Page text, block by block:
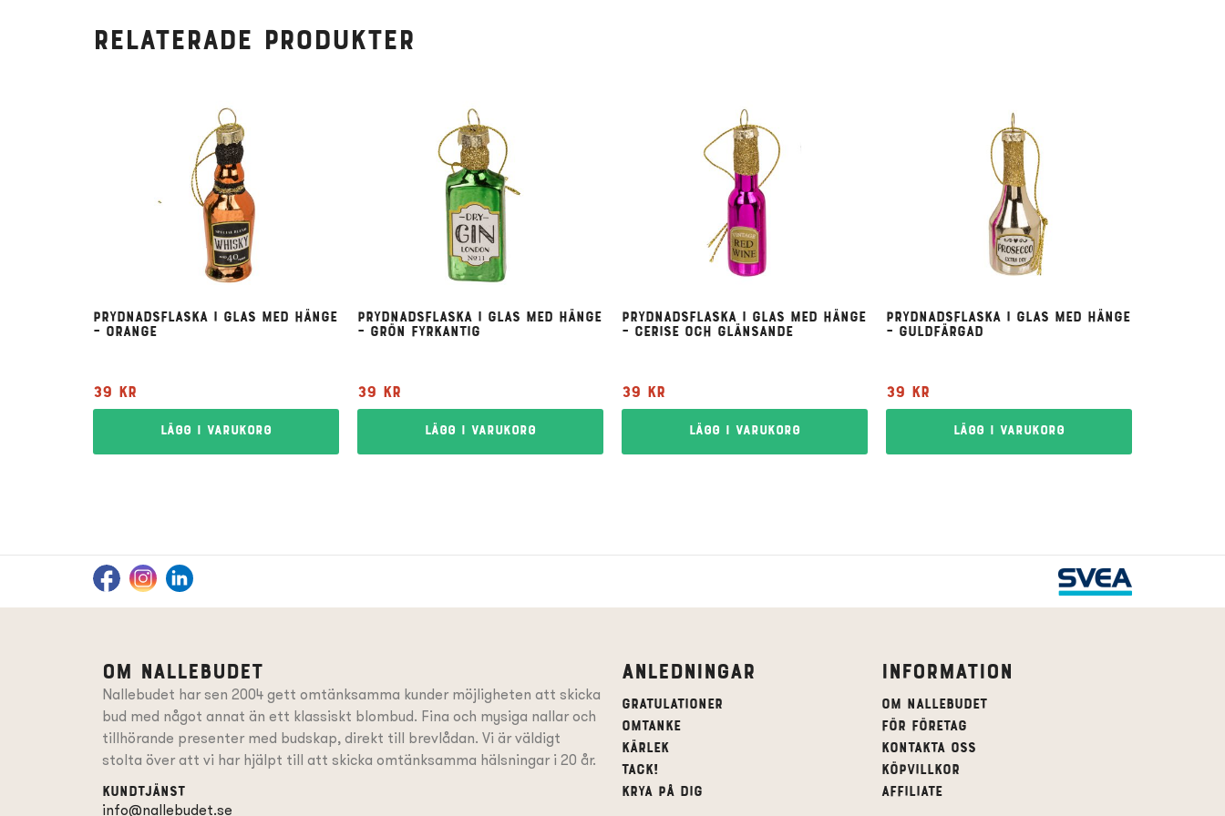
Relaterade produkter
Prydnadsflaska i glas med hänge
– orange
39 kr
Lägg i varukorg
Prydnadsflaska i glas med hänge
– grön fyrkantig
39 kr
Lägg i varukorg
Prydnadsflaska i glas med hänge
– cerise och glänsande
39 kr
Lägg i varukorg
Prydnadsflaska i glas med hänge
– guldfärgad
39 kr
Lägg i varukorg
Om Nallebudet
Nallebudet har sen 2004 gett omtänksamma kunder möjligheten att skicka
bud med något annat än ett klassiskt blombud. Fina och mysiga nallar och
tillhörande presentermed budskap, direkt till brevlådan. Vi är väldigt
stolta över att vi har hjälpt till att skicka omtänksamma hälsningar i 20 år.
Kundtjänst
info@nallebudet.se
Anledningar
Gratulationer
Omtanke
Kärlek
Tack!
Krya på dig
Information
Om Nallebudet
För företag
Kontakta oss
Köpvillkor
affiliate